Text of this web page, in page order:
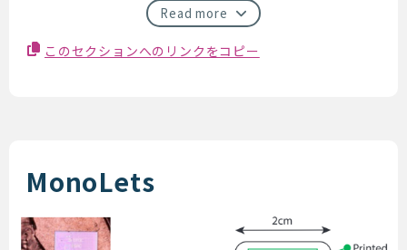
Read more
このセクションへのリンクをコピー
MonoLets